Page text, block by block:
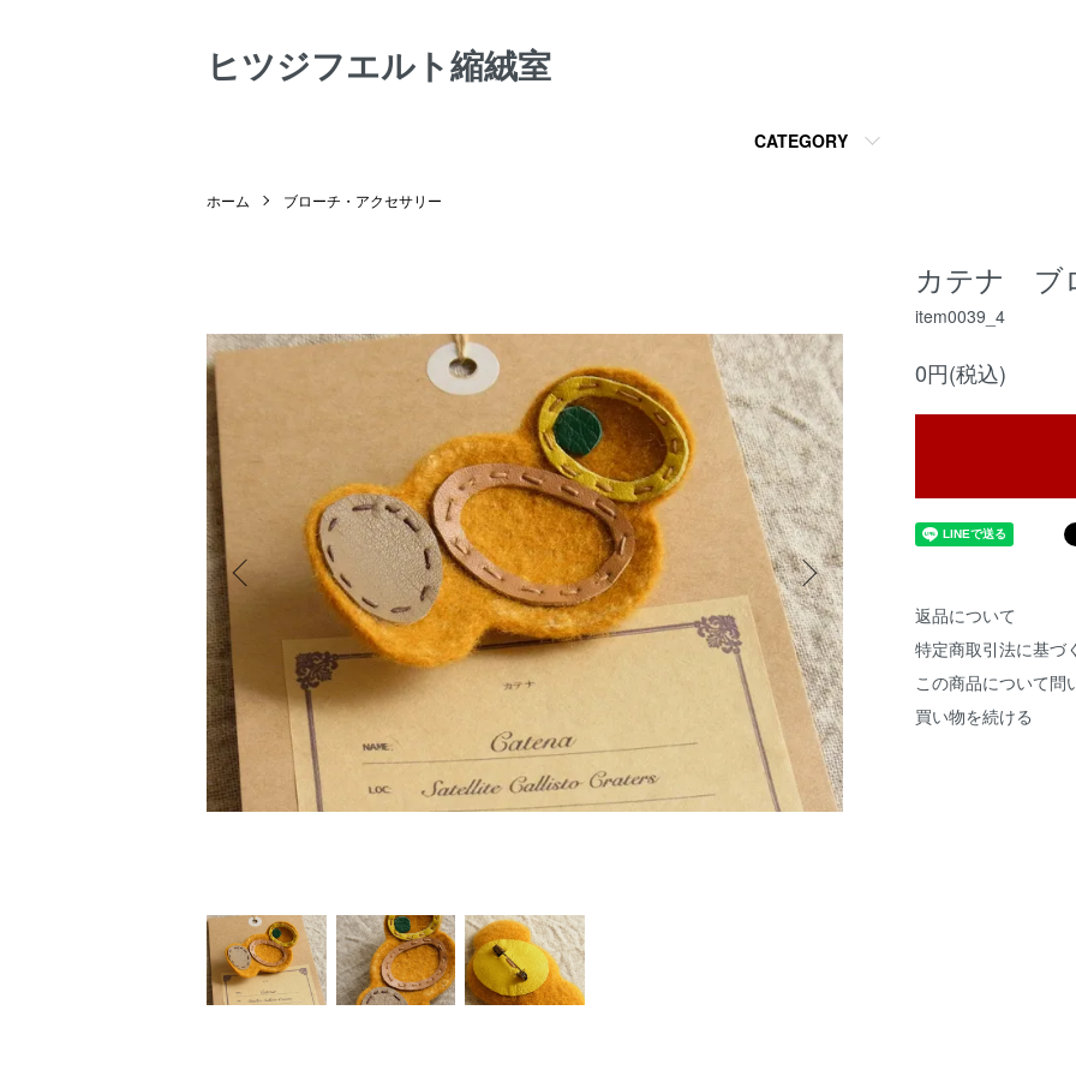
ヒツジフエルト縮絨室
CATEGORY
ホーム ブローチ・アクセサリー
カテナ ブ
item0039_4
0円(税込)
返品について
特定商取引法に基づ
この商品について問
買い物を続ける